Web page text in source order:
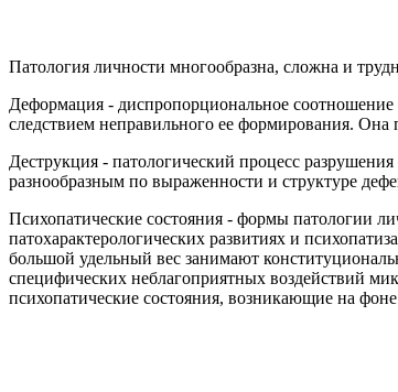
Патология личности многообразна, сложна и
Деформация - диспропорциональное соотношение
следствием неправильного ее формирования.
Деструкция - патологический процесс
разнообразным по выраженности и структуре
Психопатические состояния - формы патологии
патохарактерологических развитиях и
большой удельный вес занимают
специфических неблагоприятных воздействий
психопатические состояния, возникающие на